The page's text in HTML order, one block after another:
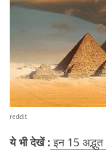
reddit
ये भी देखें : इन 15